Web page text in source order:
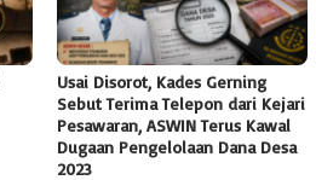
Usai Disorot, Kades Gerning
Sebut Terima Telepon dari Kejari
Pesawaran, ASWIN Terus Kawal
Dugaan Pengelolaan Dana Desa
2023